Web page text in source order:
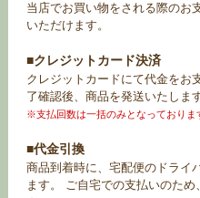
当店でお買い物をされる際のお
いただけます。
■クレジットカード決済
クレジットカードにて代金をお
了確認後、商品を発送いたします
※支払回数は一括のみとなっておりま
■代金引換
商品到着時に、宅配便のドライ
ます。 ご自宅での支払いのた